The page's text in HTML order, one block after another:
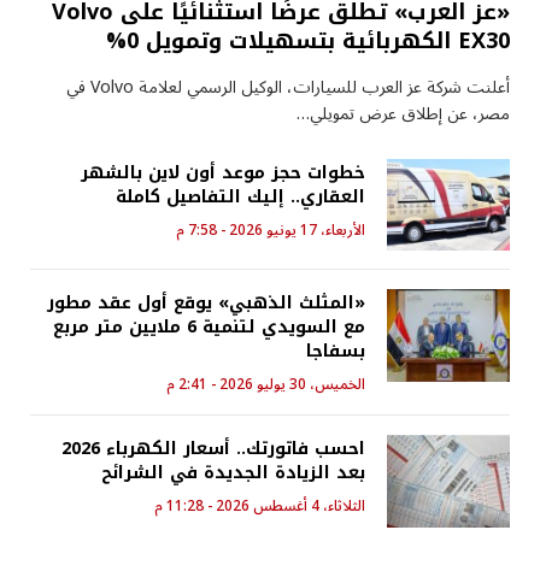
«عز العرب» تطلق عرضًا استثنائيًا على Volvo
EX30 الكهربائية بتسهيلات وتمويل 0%
أعلنت شركة عز العرب للسيارات، الوكيل الرسمي لعلامة Volvo في
مصر، عن إطلاق عرض تمويلي…
خطوات حجز موعد أون لاين بالشهر
العقاري.. إليك التفاصيل كاملة
الأربعاء، 17 يونيو 2026 - 7:58 م
«المثلث الذهبي» يوقع أول عقد مطور
مع السويدي لتنمية 6 ملايين متر مربع
بسفاجا
الخميس، 30 يوليو 2026 - 2:41 م
احسب فاتورتك.. أسعار الكهرباء 2026
بعد الزيادة الجديدة في الشرائح
الثلاثاء، 4 أغسطس 2026 - 11:28 م